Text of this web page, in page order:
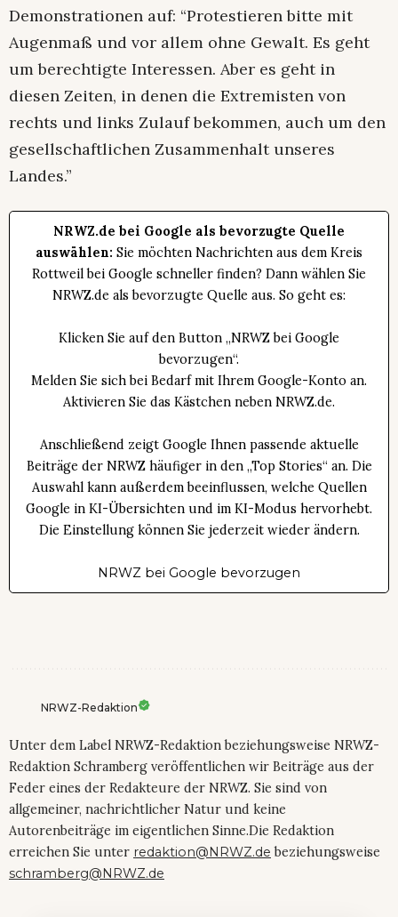
Demonstrationen auf: “Protestieren bitte mit
Augenmaß und vor allem ohne Gewalt. Es geht
um berechtigte Interessen. Aber es geht in
diesen Zeiten, in denen die Extremisten von
rechts und links Zulauf bekommen, auch um den
gesellschaftlichen Zusammenhalt unseres
Landes.”
NRWZ.de bei Google als bevorzugte Quelle
auswählen: Sie möchten Nachrichten aus dem Kreis
Rottweil bei Google schneller finden? Dann wählen Sie
NRWZ.de als bevorzugte Quelle aus. So geht es:
Klicken Sie auf den Button „NRWZ bei Google
bevorzugen“.
Melden Sie sich bei Bedarf mit Ihrem Google-Konto an.
Aktivieren Sie das Kästchen neben NRWZ.de.
Anschließend zeigt Google Ihnen passende aktuelle
Beiträge der NRWZ häufiger in den „Top Stories“ an. Die
Auswahl kann außerdem beeinflussen, welche Quellen
Google in KI-Übersichten und im KI-Modus hervorhebt.
Die Einstellung können Sie jederzeit wieder ändern.
NRWZ bei Google bevorzugen
NRWZ-Redaktion
Unter dem Label NRWZ-Redaktion beziehungsweise NRWZ-
Redaktion Schramberg veröffentlichen wir Beiträge aus der
Feder eines der Redakteure der NRWZ. Sie sind von
allgemeiner, nachrichtlicher Natur und keine
Autorenbeiträge im eigentlichen Sinne.Die Redaktion
erreichen Sie unter redaktion@NRWZ.de beziehungsweise
schramberg@NRWZ.de